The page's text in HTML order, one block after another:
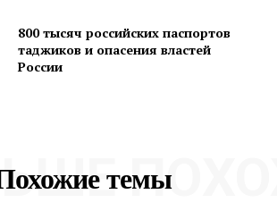
800 тысяч российских паспортов
таджиков и опасения властей
России
темы